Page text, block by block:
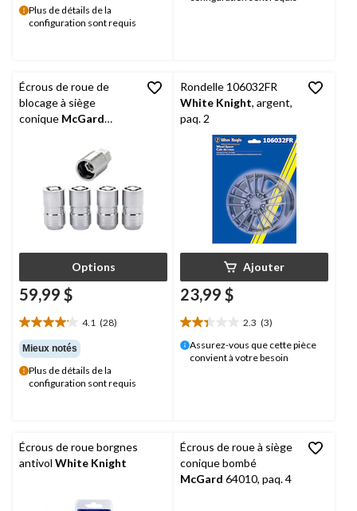
5.
23
Plus de détails de la
configuration sont requis
Écrous de roue de
blocage à siège
conique McGard
Options
59,99 $
4.1 (28)
4.1
étoile(s)
sur
5.
28
Mieux notés
Plus de détails de la
configuration sont requis
Rondelle 106032FR
White Knight, argent,
paq. 2
Ajouter
23,99 $
2.3 (3)
2.3
étoile(s)
sur
Assurez-vous que cette pièce
convient à votre besoin
Écrous de roue borgnes
antivol White Knight
Écrous de roue à siège
conique bombé
McGard 64010, paq. 4